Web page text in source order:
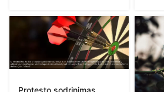
Protesto sodrinimas